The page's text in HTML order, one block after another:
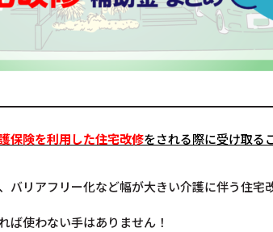
保険を利用した住宅改修をされる際に受け取る
バリアフリー化など幅が大きい介護に伴う住宅
ば使わない手はありません！